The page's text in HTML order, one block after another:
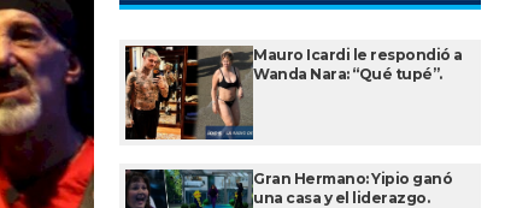
Mauro Icardi le respondió a
Wanda Nara: “Qué tupé”.
Gran Hermano: Yipio ganó
una casa y el liderazgo.